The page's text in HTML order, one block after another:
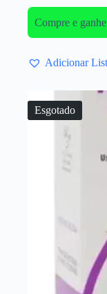
Compre e
Adicionar
Esgotado